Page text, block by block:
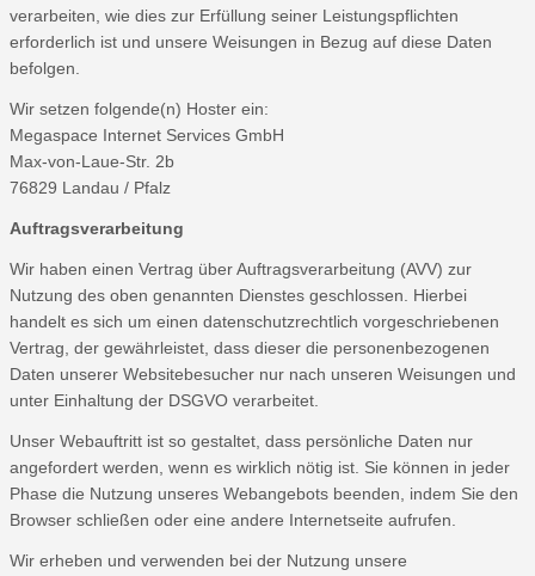
verarbeiten, wie dies zur Erfüllung seiner Leistungspflichten
erforderlich ist und unsere Weisungen in Bezug auf diese Daten
befolgen.
Wir setzen folgende(n) Hoster ein:
Megaspace Internet Services GmbH
Max-von-Laue-Str. 2b
76829 Landau / Pfalz
Auftragsverarbeitung
Wir haben einen Vertrag über Auftragsverarbeitung (AVV) zur
Nutzung des oben genannten Dienstes geschlossen. Hierbei
handelt es sich um einen datenschutzrechtlich vorgeschriebenen
Vertrag, der gewährleistet, dass dieser die personenbezogenen
Daten unserer Websitebesucher nur nach unseren Weisungen und
unter Einhaltung der DSGVO verarbeitet.
Unser Webauftritt ist so gestaltet, dass persönliche Daten nur
angefordert werden, wenn es wirklich nötig ist. Sie können in jeder
Phase die Nutzung unseres Webangebots beenden, indem Sie den
Browser schließen oder eine andere Internetseite aufrufen.
Wir erheben und verwenden bei der Nutzung unsere